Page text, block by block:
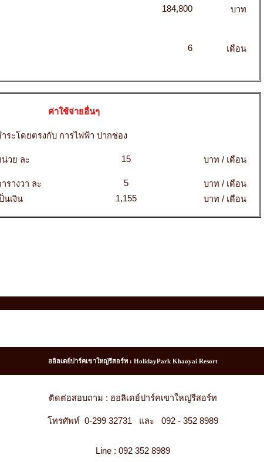
184,800 บาท
6 เดือน
ค่าใช้จ่ายอื่นๆ
ำระโดยตรงกับ การไฟฟ้า ปากช่อง
วย ละ 15 บาท / เดือน
รางวา ละ 5
บาท / เดือน
นเงิน 1,155 บาท / เดือน
ฮอิลเดย์ปาร์คเขาใหญ่รีสอร์ท : HolidayPark Khaoyai Resort
ติดต่อสอบถาม : ฮอลิเดย์ปาร์คเขาใหญ่รีสอร์ท
โทรศัพท์ 0-299 32731 และ 092 - 352 8989
Line : 092 352 8989